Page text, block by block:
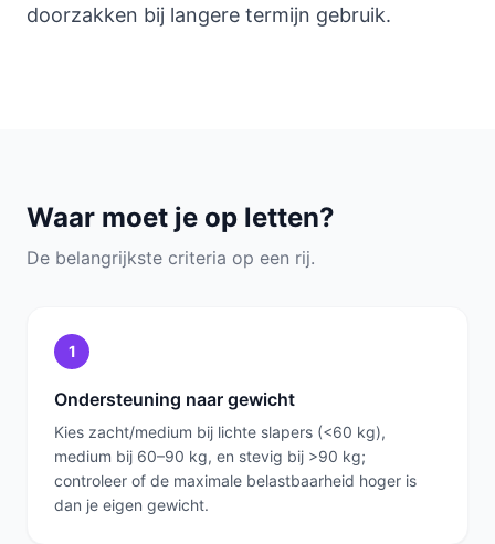
doorzakken bij langere termijn gebruik.
Waar moet je op letten?
De belangrijkste criteria op een rij.
1
Ondersteuning naar gewicht
Kies zacht/medium bij lichte slapers (<60 kg),
medium bij 60–90 kg, en stevig bij >90 kg;
controleer of de maximale belastbaarheid hoger is
dan je eigen gewicht.